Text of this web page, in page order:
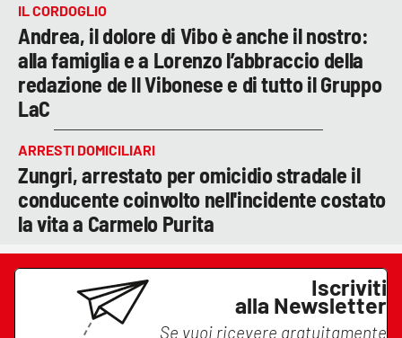
IL CORDOGLIO
Andrea, il dolore di Vibo è anche il nostro:
alla famiglia e a Lorenzo l’abbraccio della
redazione de Il Vibonese e di tutto il Gruppo
LaC
ARRESTI DOMICILIARI
Zungri, arrestato per omicidio stradale il
conducente coinvolto nell'incidente costato
la vita a Carmelo Purita
Iscriviti
alla Newsletter
Se vuoi ricevere gratuitamente